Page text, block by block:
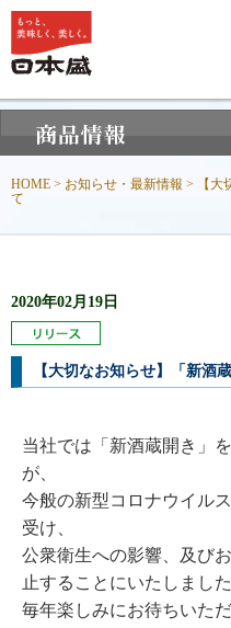
HOME > お知らせ・最新情報 > 【大
て
2020年02月19日
【大切なお知らせ】「新酒
当社では「新酒蔵開き」
が、
今般の新型コロナウイル
受け、
公衆衛生への影響、及び
止することにいたしました
毎年楽しみにお待ちいた